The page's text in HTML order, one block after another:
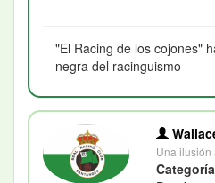
"El Racing de los cojones"
negra del racinguismo
Una ilusión
Categoría